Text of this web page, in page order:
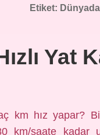
Etiket:
Yat
km hız yapar?
km/saate kadar